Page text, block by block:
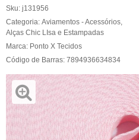
Sku: j131956
Categoria: Aviamentos - Acessórios,
Alças Chic LIsa e Estampadas
Marca: Ponto X Tecidos
Código de Barras: 7894936634834